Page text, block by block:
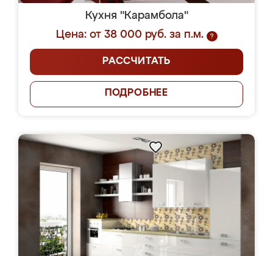
Кухня "Карамбола"
Цена: от 38 000 руб. за п.м.
?
РАССЧИТАТЬ
ПОДРОБНЕЕ